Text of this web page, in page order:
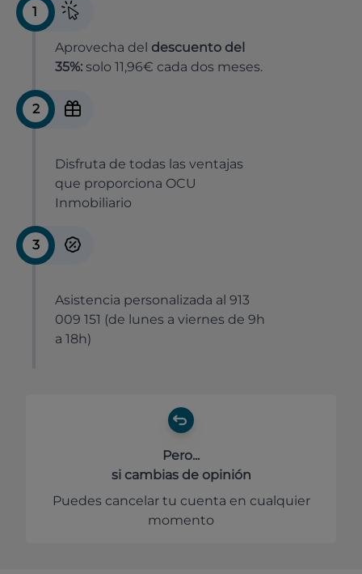
1
Aprovecha del descuento del
35%: solo 11,96€ cada dos meses.
2
Disfruta de todas las ventajas
que proporciona OCU
Inmobiliario
3
Asistencia personalizada al 913
009 151 (de lunes a viernes de 9h
a 18h)
Pero...
si cambias de opinión
Puedes cancelar tu cuenta en cualquier
momento